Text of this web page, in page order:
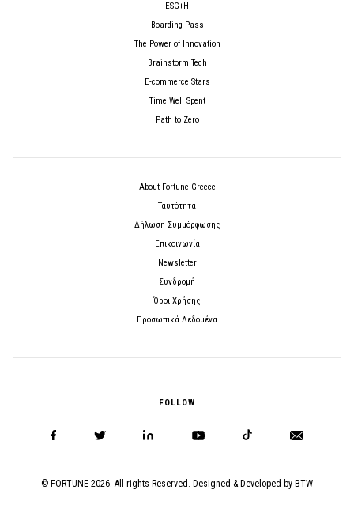
ESG+H
Boarding Pass
The Power of Innovation
Brainstorm Tech
E-commerce Stars
Time Well Spent
Path to Zero
About Fortune Greece
Ταυτότητα
Δήλωση Συμμόρφωσης
Επικοινωνία
Newsletter
Συνδρομή
Όροι Χρήσης
Προσωπικά Δεδομένα
FOLLOW
© FORTUNE 2026. All rights Reserved. Designed & Developed by BTW